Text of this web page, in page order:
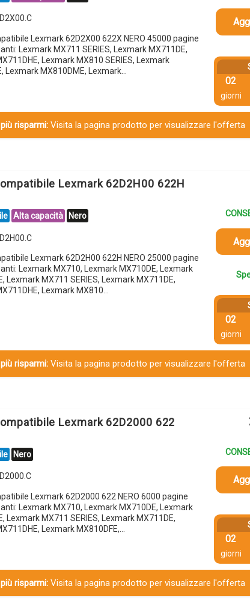
Lexmark 62D2X00 622X NERO 45000 pagine
Lexmark MX711 SERIES, Lexmark MX711DE,
Lexmark MX810 SERIES, Lexmark
Lexmark MX810DME, Lexmark…
02
giorni
risparmi:Visita la pagina prodotto per visualizzare l'offerta
Lexmark 62D2H00 622H
Alta capacità Nero
Lexmark 62D2H00 622H NERO 25000 pagine
Lexmark MX710, Lexmark MX710DE, Lexmark
Lexmark MX711 SERIES, Lexmark MX711DE,
Lexmark MX810…
02
giorni
risparmi:Visita la pagina prodotto per visualizzare l'offerta
Lexmark 62D2000 622
Nero
Lexmark 62D2000 622 NERO 6000 pagine
Lexmark MX710, Lexmark MX710DE, Lexmark
Lexmark MX711 SERIES, Lexmark MX711DE,
Lexmark MX810DFE,…
02
giorni
risparmi:Visita la pagina prodotto per visualizzare l'offerta